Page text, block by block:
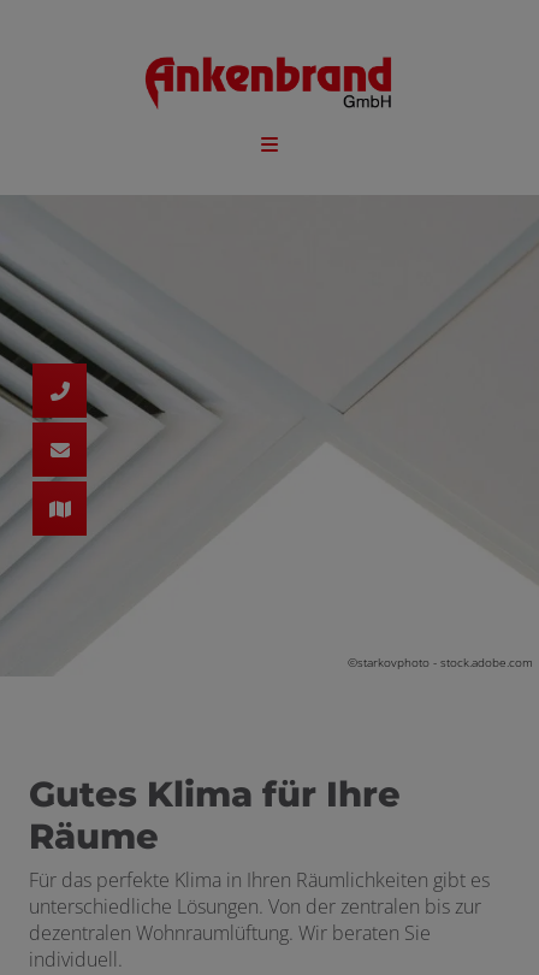
©starkovphoto - stock.adobe.com
Gutes Klima für Ihre
Räume
Für das perfekte Klima in Ihren Räumlichkeiten gibt es
unterschiedliche Lösungen. Von der zentralen bis zur
dezentralen Wohnraumlüftung. Wir beraten Sie
individuell.
schließen
schließen